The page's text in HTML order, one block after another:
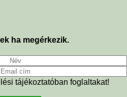
ha megérkezik.
tájékoztatóban foglaltakat!